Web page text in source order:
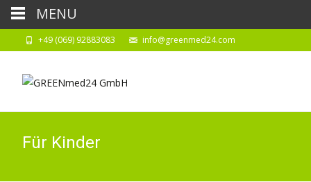
+49 (069) 92883083 info@greenmed24.com
Für Kinder
MENU